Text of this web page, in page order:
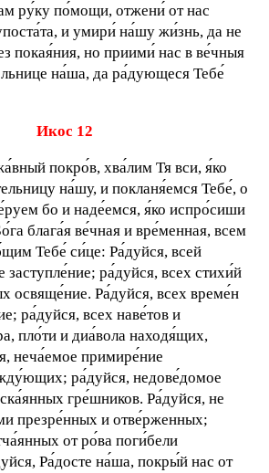
ру́ку по́мощи, отжени́ от нас
и умири́ на́шу жи́знь, да не
покая́ния, но приими́ нас в ве́чныя
на́ша, да ра́дующеся Тебе́
Икос 12
покро́в, хва́лим Тя вси, я́ко
на́шу, и покланя́емся Тебе́, о
бо и наде́емся, я́ко испро́сиши
блага́я ве́чная и вре́менная, всем
Тебе́ си́це: Ра́дуйся, всей
заступле́ние; ра́дуйся, всех стихи́й
освяще́ние. Ра́дуйся, всех време́н
ра́дуйся, всех наве́тов и
пло́ти и диа́вола находя́щих,
неча́емое примире́ние
ра́дуйся, недове́домое
гре́шников. Ра́дуйся, не
презре́нных и отве́рженных;
от ро́ва поги́бели
Ра́досте на́ша, покры́й нас от